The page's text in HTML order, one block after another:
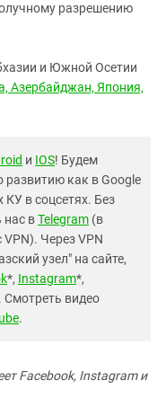
разрешению
и Южной Осетии
Азербайджан, Япония,
и IOS! Будем
развитию как в Google
КУ в соцсетях. Без
нас вTelegram (в
Через VPN
узел" на сайте,
*, Instagram*,
. Смотреть видео
.
Facebook, Instagram и